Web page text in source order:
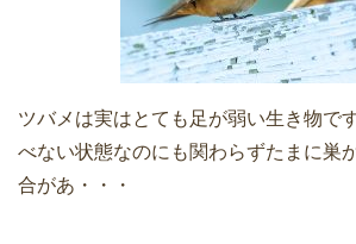
ツバメは実はとても足が弱い生き物で
べない状態なのにも関わらずたまに巣
合があ・・・